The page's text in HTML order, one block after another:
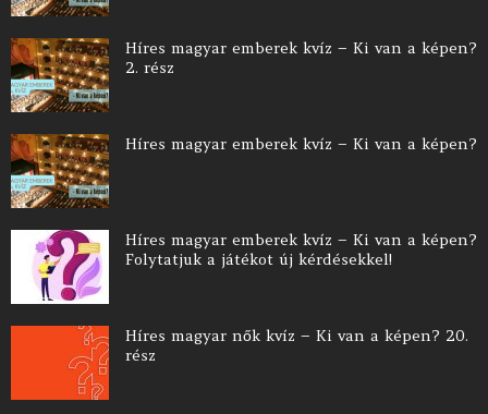
Híres magyar emberek kvíz – Ki van a képen?
2. rész
Híres magyar emberek kvíz – Ki van a képen?
Híres magyar emberek kvíz – Ki van a képen?
Folytatjuk a játékot új kérdésekkel!
Híres magyar nők kvíz – Ki van a képen? 20.
rész